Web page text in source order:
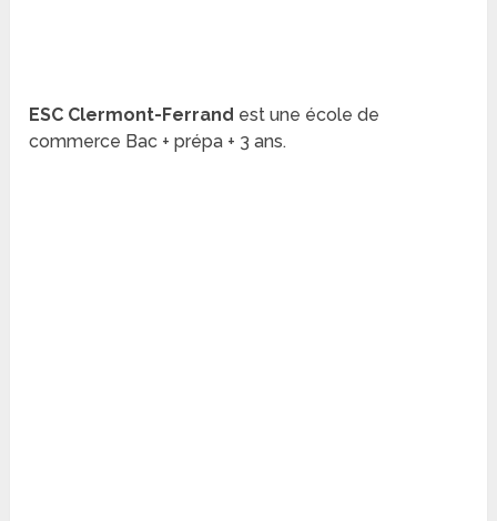
ESC Clermont-Ferrand est une école de
commerce Bac + prépa + 3 ans.